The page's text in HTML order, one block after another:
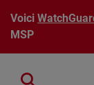
Aller au contenu
Voici
MSP
Close